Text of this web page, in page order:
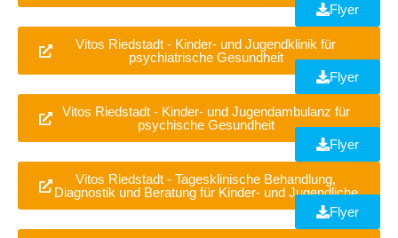
Flyer
Vitos Riedstadt - Kinder- und Jugendklinik für
psychiatrische Gesundheit
Flyer
Vitos Riedstadt - Kinder- und Jugendambulanz für
psychische Gesundheit
Flyer
Vitos Riedstadt - Tagesklinische Behandlung,
Diagnostik und Beratung für Kinder- und Jugendliche
Flyer